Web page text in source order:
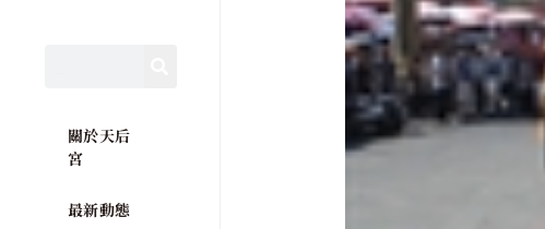
關於天后
宮
最新動態